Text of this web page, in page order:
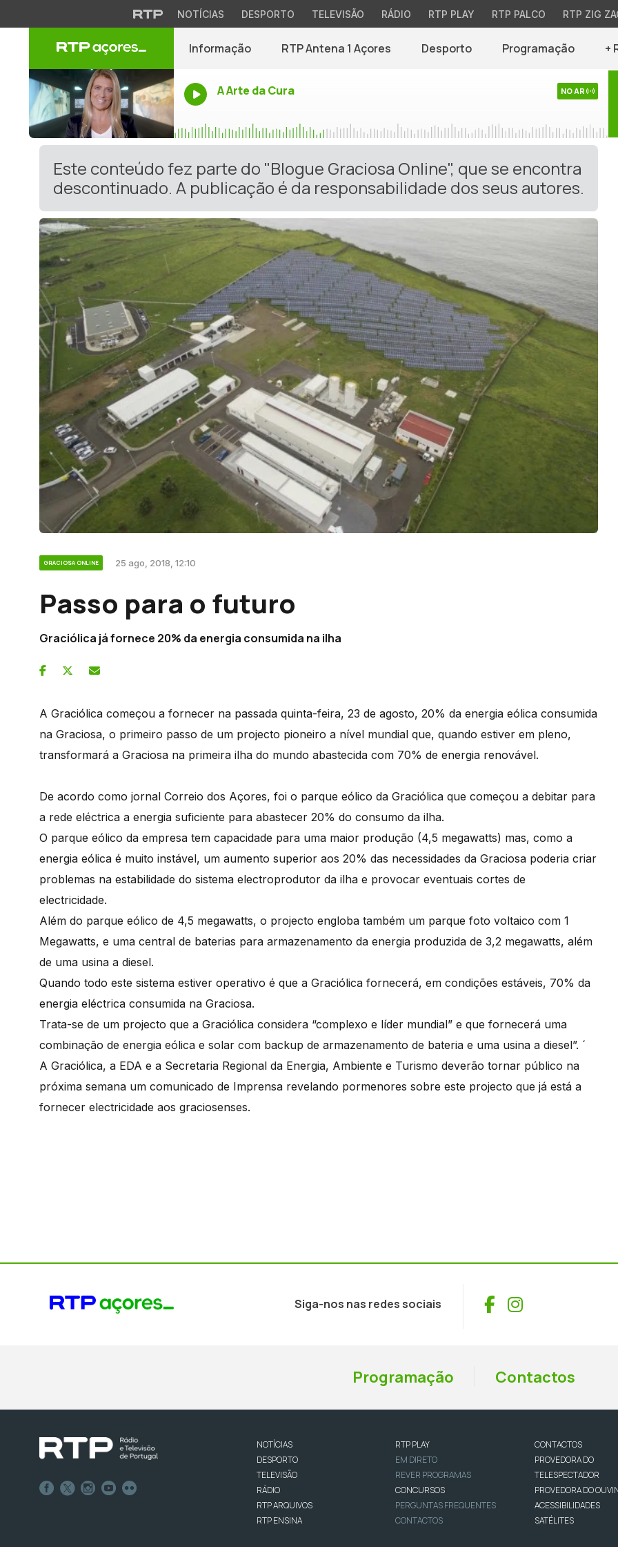
NOTÍCIAS DESPORTO TELEVISÃO RÁDIO RTP PLAY RTP PALCO RTP ZIG
Informação RTP Antena 1 Açores Desporto Programação +
A Arte da Cura NO AR
Este conteúdo fez parte do "Blogue Graciosa Online", que se encontra
descontinuado. A publicação é da responsabilidade dos seus autores.
GRACIOSA ONLINE 25 ago, 2018, 12:10
Passo para o futuro
Graciólica já fornece 20% da energia consumida na ilha
A Graciólica começou a fornecer na passada quinta-feira, 23 de agosto, 20% da energia eólica consumida
na Graciosa, o primeiro passo de um projecto pioneiro a nível mundial que, quando estiver em pleno,
transformará a Graciosa na primeira ilha do mundo abastecida com 70% de energia renovável.
De acordo como jornal Correio dos Açores, foi o parque eólico da Graciólica que começou a debitar para
a rede eléctrica a energia suficiente para abastecer 20% do consumo da ilha.
O parque eólico da empresa tem capacidade para uma maior produção (4,5 megawatts) mas, como a
energia eólica é muito instável, um aumento superior aos 20% das necessidades da Graciosa poderia criar
problemas na estabilidade do sistema electroprodutor da ilha e provocar eventuais cortes de
electricidade.
Além do parque eólico de 4,5 megawatts, o projecto engloba também um parque foto voltaico com 1
Megawatts, e uma central de baterias para armazenamento da energia produzida de 3,2 megawatts, além
de uma usina a diesel.
Quando todo este sistema estiver operativo é que a Graciólica fornecerá, em condições estáveis, 70% da
energia eléctrica consumida na Graciosa.
Trata-se de um projecto que a Graciólica considera “complexo e líder mundial” e que fornecerá uma
combinação de energia eólica e solar com backup de armazenamento de bateria e uma usina a diesel”. ´
A Graciólica, a EDA e a Secretaria Regional da Energia, Ambiente e Turismo deverão tornar público na
próxima semana um comunicado de Imprensa revelando pormenores sobre este projecto que já está a
fornecer electricidade aos graciosenses.
Siga-nos nas redes sociais Facebook
Instagram
Programação Contactos
NOTÍCIAS
DESPORTO
TELEVISÃO
RÁDIO
RTP ARQUIVOS
RTP ENSINA
RTP PLAY
EM DIRETO
REVER PROGRAMAS
CONCURSOS
PERGUNTAS FREQUENTES
CONTACTOS
CONTACTOS
PROVEDORA DO
TELESPECTADOR
PROVEDORA DO
ACESSIBILIDADES
SATÉLITES